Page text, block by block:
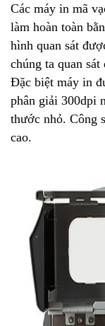
Các máy in mã
làm hoàn toàn
hình quan sát
chúng ta quan
Đặc biệt máy in
phân giải 300dpi
thước nhỏ. Công
cao.